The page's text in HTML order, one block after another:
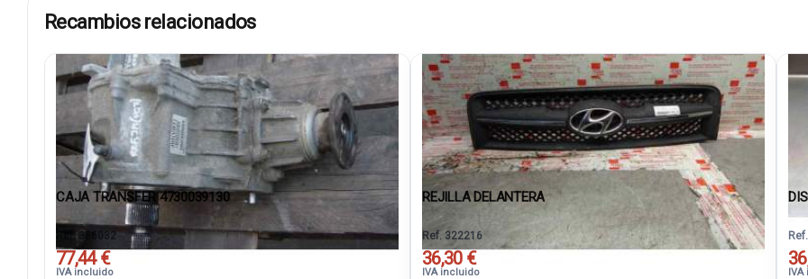
Recambios relacionados
CAJA TRANSFER 4730039130
Ref. 386032
77,44 €
IVA incluido
REJILLA DELANTERA
Ref. 322216
36,30 €
IVA incluido